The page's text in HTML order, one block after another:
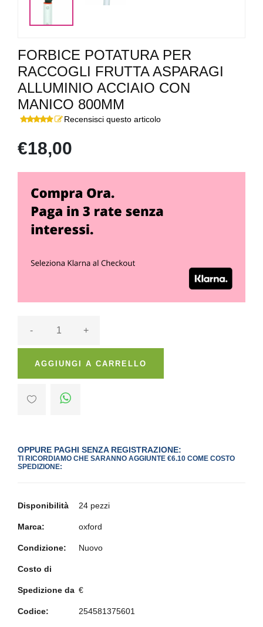
FORBICE POTATURA PER
RACCOGLI FRUTTA ASPARAGI
ALLUMINIO ACCIAIO CON
MANICO 800MM
Recensisci questo articolo
€18,00
- +
AGGIUNGI A CARRELLO
OPPURE PAGHI SENZA REGISTRAZIONE:
TI RICORDIAMO CHE SARANNO AGGIUNTE €6.10 COME COSTO
SPEDIZIONE:
Disponibilità 24 pezzi
Marca: oxford
Condizione: Nuovo
Costo di
Spedizione da €
Codice: 254581375601